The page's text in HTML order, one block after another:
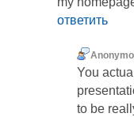
ответить
You
to be